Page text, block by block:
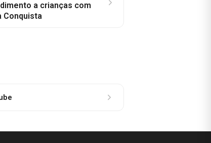
a crianças com
Conquista